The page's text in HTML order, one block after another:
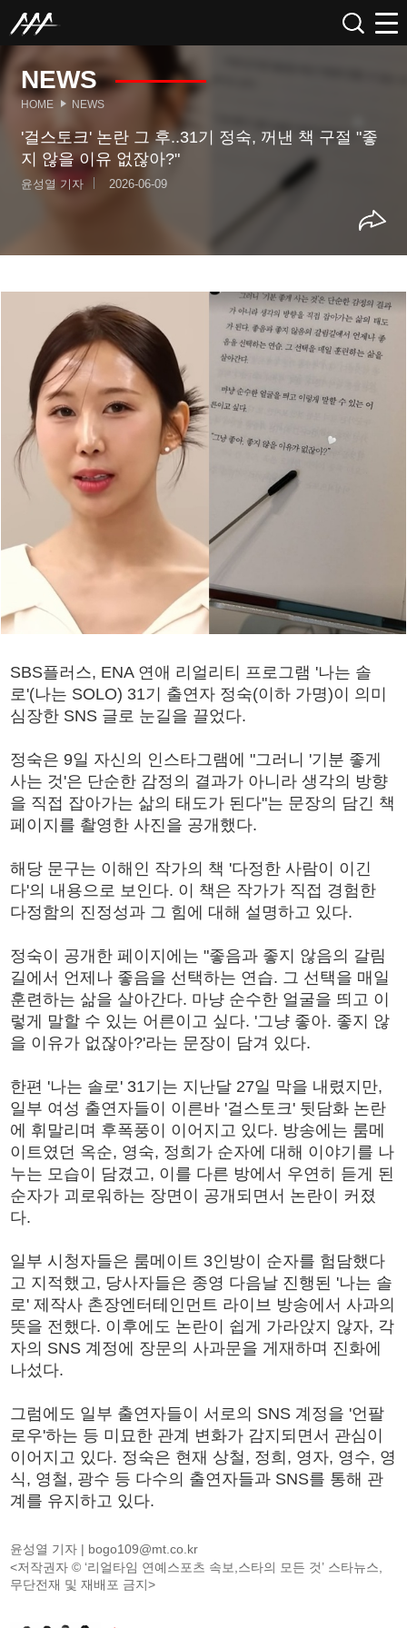
NEWS
HOME NEWS
'걸스토크' 논란 그 후..31기 정숙, 꺼낸 책 구절 "좋
지 않을 이유 없잖아?"
윤성열 기자 2026-06-09
SBS플러스, ENA 연애 리얼리티 프로그램 '나는 솔
로'(나는 SOLO) 31기 출연자 정숙(이하 가명)이 의미
심장한 SNS 글로 눈길을 끌었다.
정숙은 9일 자신의 인스타그램에 "그러니 '기분 좋게
사는 것'은 단순한 감정의 결과가 아니라 생각의 방향
을 직접 잡아가는 삶의 태도가 된다"는 문장의 담긴 책
페이지를 촬영한 사진을 공개했다.
해당 문구는 이해인 작가의 책 '다정한 사람이 이긴
다'의 내용으로 보인다. 이 책은 작가가 직접 경험한
다정함의 진정성과 그 힘에 대해 설명하고 있다.
정숙이 공개한 페이지에는 "좋음과 좋지 않음의 갈림
길에서 언제나 좋음을 선택하는 연습. 그 선택을 매일
훈련하는 삶을 살아간다. 마냥 순수한 얼굴을 띄고 이
렇게 말할 수 있는 어른이고 싶다. '그냥 좋아. 좋지 않
을 이유가 없잖아?'라는 문장이 담겨 있다.
한편 '나는 솔로' 31기는 지난달 27일 막을 내렸지만,
일부 여성 출연자들이 이른바 '걸스토크' 뒷담화 논란
에 휘말리며 후폭풍이 이어지고 있다. 방송에는 룸메
이트였던 옥순, 영숙, 정희가 순자에 대해 이야기를 나
누는 모습이 담겼고, 이를 다른 방에서 우연히 듣게 된
순자가 괴로워하는 장면이 공개되면서 논란이 커졌
다.
일부 시청자들은 룸메이트 3인방이 순자를 험담했다
고 지적했고, 당사자들은 종영 다음날 진행된 '나는 솔
로' 제작사 촌장엔터테인먼트 라이브 방송에서 사과의
뜻을 전했다. 이후에도 논란이 쉽게 가라앉지 않자, 각
자의 SNS 계정에 장문의 사과문을 게재하며 진화에
나섰다.
그럼에도 일부 출연자들이 서로의 SNS 계정을 '언팔
로우'하는 등 미묘한 관계 변화가 감지되면서 관심이
이어지고 있다. 정숙은 현재 상철, 정희, 영자, 영수, 영
식, 영철, 광수 등 다수의 출연자들과 SNS를 통해 관
계를 유지하고 있다.
윤성열 기자 | bogo109@mt.co.kr
<저작권자 © ‘리얼타임 연예스포츠 속보,스타의 모든 것’ 스타뉴스,
무단전재 및 재배포 금지>